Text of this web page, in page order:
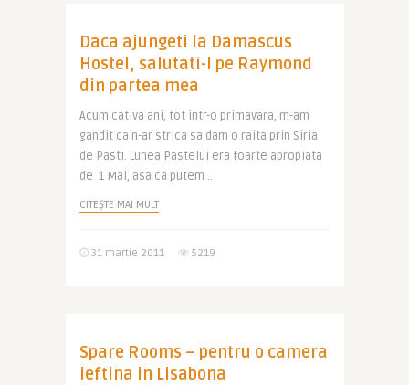
Daca ajungeti la Damascus
Hostel, salutati-l pe Raymond
din partea mea
Acum cativa ani, tot intr-o primavara, m-am
gandit ca n-ar strica sa dam o raita prin Siria
de Pasti. Lunea Pastelui era foarte apropiata
de 1 Mai, asa ca putem ..
CITEȘTE MAI MULT
31 martie 2011 5219
Spare Rooms – pentru o camera
ieftina in Lisabona